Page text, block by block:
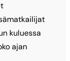
kuluessa
ajan